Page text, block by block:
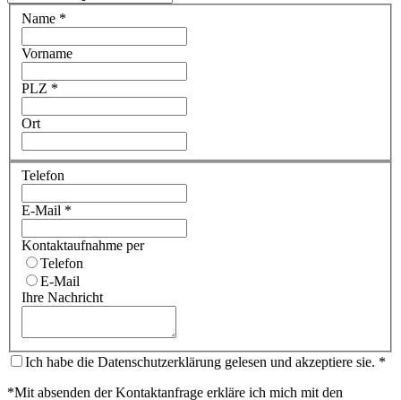
Name *
Vorname
PLZ *
Ort
Telefon
E-Mail *
Kontaktaufnahme per
Telefon
E-Mail
Ihre Nachricht
Ich habe die Datenschutzerklärung gelesen und akzeptiere sie. *
*Mit absenden der Kontaktanfrage erkläre ich mich mit den